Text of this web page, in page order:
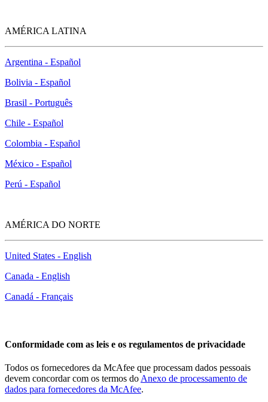
AMÉRICA LATINA
Argentina - Español
Bolivia - Español
Brasil - Português
Chile - Español
Colombia - Español
México - Español
Perú - Español
AMÉRICA DO NORTE
United States - English
Canada - English
Canadá - Français
Conformidade com as leis e os regulamentos de privacidade
Todos os fornecedores da McAfee que processam dados pessoais
devem concordar com os termos do Anexo de processamento de
dados para fornecedores da McAfee.